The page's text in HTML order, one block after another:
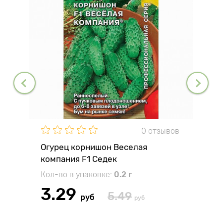
0 отзывов
Огурец корнишон Веселая
компания F1 Седек
Кол-во в упаковке: 0.2 г
3.29 руб 5.49 руб